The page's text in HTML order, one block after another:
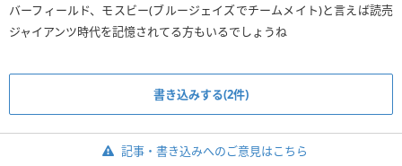
バーフィールド、モスビー(ブルージェイズでチームメイト)と言えば読売
ジャイアンツ時代を記憶されてる方もいるでしょうね
書き込みする(2件)
記事・書き込みへのご意見はこちら